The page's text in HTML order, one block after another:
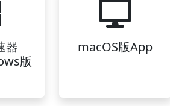
器
版
macOS版App